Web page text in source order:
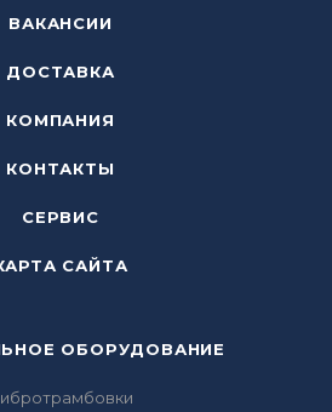
ВАКАНСИИ
ДОСТАВКА
КОМПАНИЯ
КОНТАКТЫ
СЕРВИС
САЙТА
ОБОРУДОВАНИЕ